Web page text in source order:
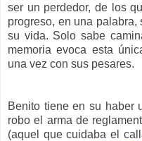
ser un perdedor, de los
progreso, en una
su vida. Solo sabe
memoria evoca esta
una vez con sus pesares.
Benito tiene en su haber
robo el arma de
(aquel que cuidaba el